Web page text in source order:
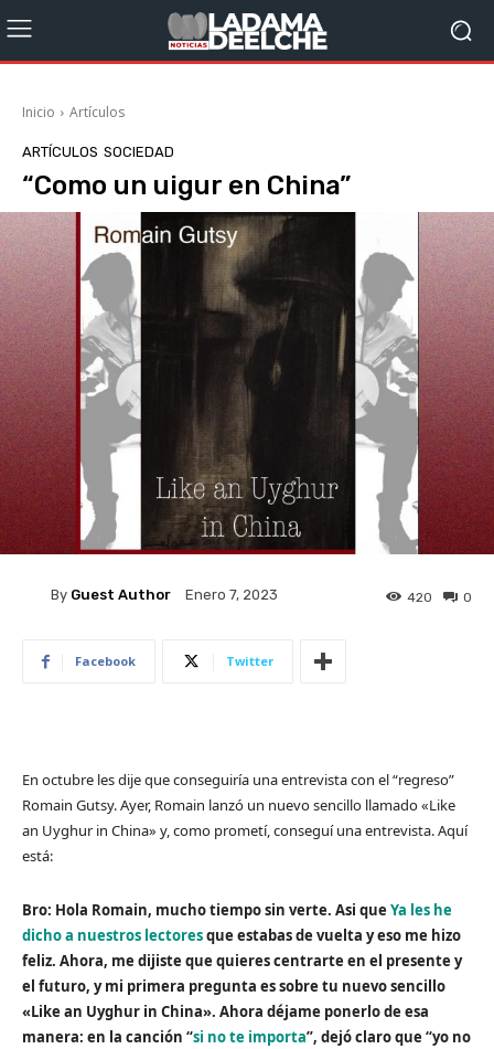
Inicio Artículos
ARTÍCULOS SOCIEDAD
“Como un uigur en China”
By Guest Author Enero 7, 2023 0
420
Facebook Twitter
En octubre les dije que conseguiría una entrevista con el “regreso”
Romain Gutsy. Ayer, Romain lanzó un nuevo sencillo llamado «Like
an Uyghur in China» y, como prometí, conseguí una entrevista. Aquí
está:
Bro: Hola Romain, mucho tiempo sin verte. Asi que Ya les he
dicho a nuestros lectoresque estabas de vuelta y eso me hizo
feliz. Ahora, me dijiste que quieres centrarte en el presente y
el futuro, y mi primera pregunta es sobre tu nuevo sencillo
«Like an Uyghur in China». Ahora déjame ponerlo de esa
manera: en la canción “si no te importa”, dejó claro que “yo no